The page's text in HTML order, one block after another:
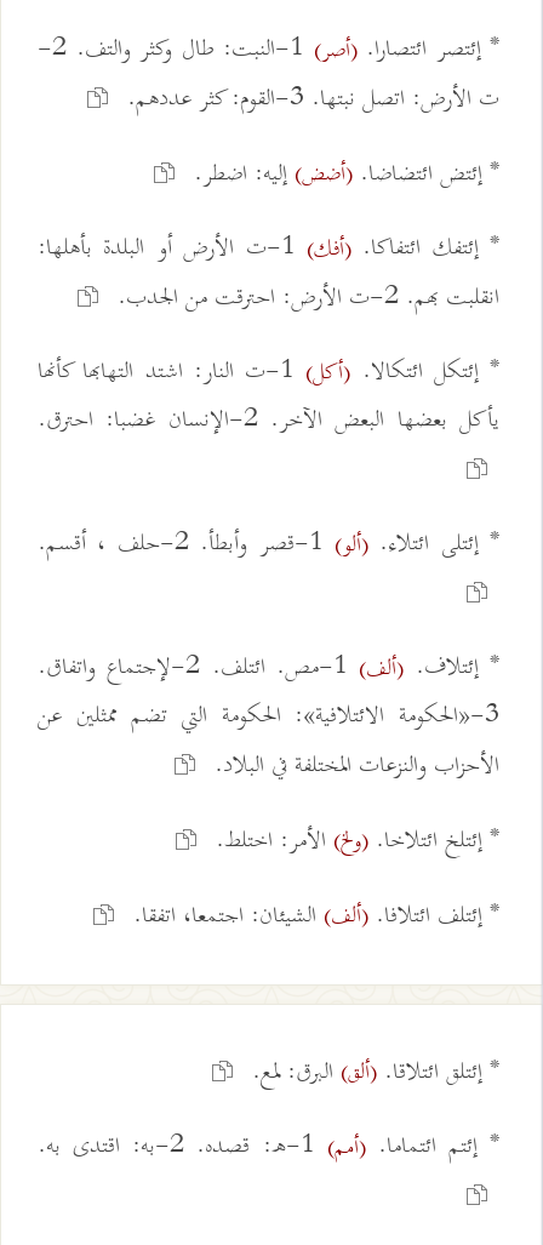
* إئتصر ائتصارا.(أصر)
1-النبت: طال وكثر والتف. 2-
ت الأرض: اتصل نبتها. 3-القوم: كثر عددهم.
* إئتض ائتضاضا. (أضض)إليه: اضطر.
* إئتفك ائتفاكا.(أفك)
1-ت الأرض أو البلدة بأهلها:
انقلبت بهم. 2-ت الأرض: احترقت من الجدب.
* إئتكل ائتكالا. (أكل)
1-ت النار: اشتد التهابها كأنها
يأكل بعضها البعض الآخر. 2-الإنسان غضبا: احترق.
* إئتلى ائتلاء.(ألو)
* إئتلاف. (ألف)
1-مص. ائتلف. 2-لإجتماع واتفاق.
3-«الحكومة الائتلافية»: الحكومة التي تضم ممثلين عن
الأحزاب والنزعات المختلفة في البلاد.
* إئتلخ ائتلاخا. (ولخ) الأمر: اختلط.
* إئتلف ائتلافا. (ألف) الشيئان: اجتمعا، اتفقا.
* إئتلق ائتلاقا. (ألق) البرق: لمع.
* إئتم ائتماما.(أمم)